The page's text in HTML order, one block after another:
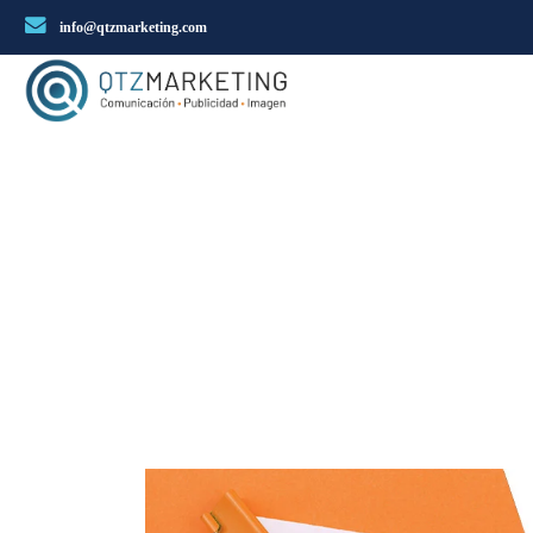
info@qtzmarketing.com